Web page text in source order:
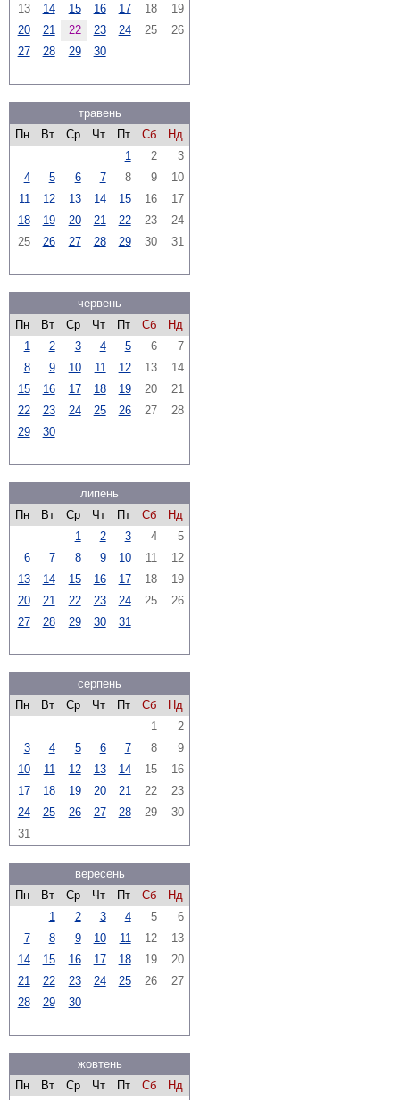
13
14 15 16 17 18
19
20
21 22 23 24 25
26
27
28 29 30
травень
Пн
Вт Ср Чт Пт Сб
Нд
1
2
3
4
5 6 7 8 9
10
11
12 13 14 15 16
17
18
19 20 21 22 23
24
25
26 27 28 29 30 31
червень
Пн
Вт Ср Чт Пт Сб
Нд
1
2 3 4 5 6
7
8
9 10 11 12 13
14
15
16 17 18 19 20
21
22
23 24 25 26 27
28
29
30
липень
Пн
Вт Ср Чт Пт Сб
Нд
1
2 3 4
5
6
7 8 9 10 11
12
13
14 15 16 17 18
19
20
21 22 23 24 25
26
27
28 29 30 31
серпень
Пн
Вт Ср Чт Пт Сб
Нд
1
2
3
4 5 6 7 8
9
10
11 12 13 14 15
16
17
18 19 20 21 22
23
24
25 26 27 28 29
30
31
вересень
Пн
Вт Ср Чт Пт Сб
Нд
1
2 3 4 5
6
7
8 9 10 11 12
13
14
15 16 17 18 19
20
21
22 23 24 25 26
27
28
29 30
жовтень
Пн
Вт Ср Чт Пт Сб
Нд